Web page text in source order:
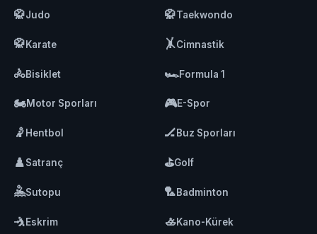
🥋Judo 🥋Taekwondo
🥋Karate 🤸Cimnastik
🚴Bisiklet 🏎️Formula 1
🏍️Motor Sporları 🎮E-Spor
🤾 Hentbol 🏒Buz Sporları
♟️Satranç ⛳Golf
🤽Sutopu 🏸Badminton
🤺Eskrim 🚣Kano-Kürek